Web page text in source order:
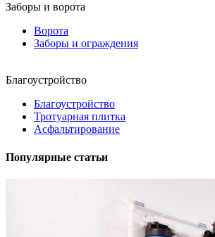
Заборы и ворота
Ворота
Заборы и ограждения
Благоустройство
Благоустройство
Тротуарная плитка
Асфальтирование
Популярные статьи